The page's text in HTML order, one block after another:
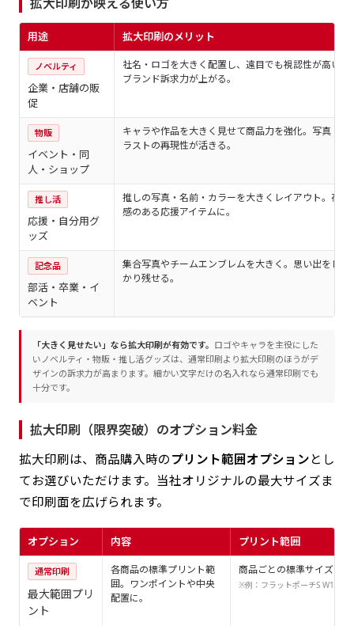
用途 拡大印刷のメリット
ノベルティ
企業・店舗の販
促
社名・ロゴを大きく配置し、遠目でも視認性が高い。
ブランド訴求力が上がる。
物販
イベント・同
人・ショップ
キャラや作品を大きく見せて商品力を強化。写真・イ
ラストの再現性が活きる。
推し活
応援・自分用グ
ッズ
推しの写真・名前・カラーを大きくレイアウト。存在
感のある応援アイテムに。
記念品
部活・卒業・イ
ベント
集合写真やチームエンブレムを大きく。思い出をしっ
かり残せる。
「大きく見せたい」なら拡大印刷が有効です。 ロゴやキャラを主役にした
いノベルティ・物販・推し活グッズは、通常印刷より拡大印刷のほうがデ
ザインの訴求力が高まります。細かい文字だけの名入れなら通常印刷でも
十分です。
拡大印刷（限界突破）のオプション料金
拡大印刷は、商品購入時のプリント範囲オプションとし
てお選びいただけます。当社オリジナルの最大サイズま
で印刷面を広げられます。
オプション 内容 プリント範囲
通常印刷
最大範囲プリ
ント
各商品の標準プリント範
囲。ワンポイントや中央
配置に。
商品ごとの標準サイズ
※例：フラットポーチS